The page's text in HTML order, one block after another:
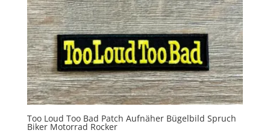
Too Loud Too Bad Patch Aufnäher Bügelbild Spruch
Biker Motorrad Rocker